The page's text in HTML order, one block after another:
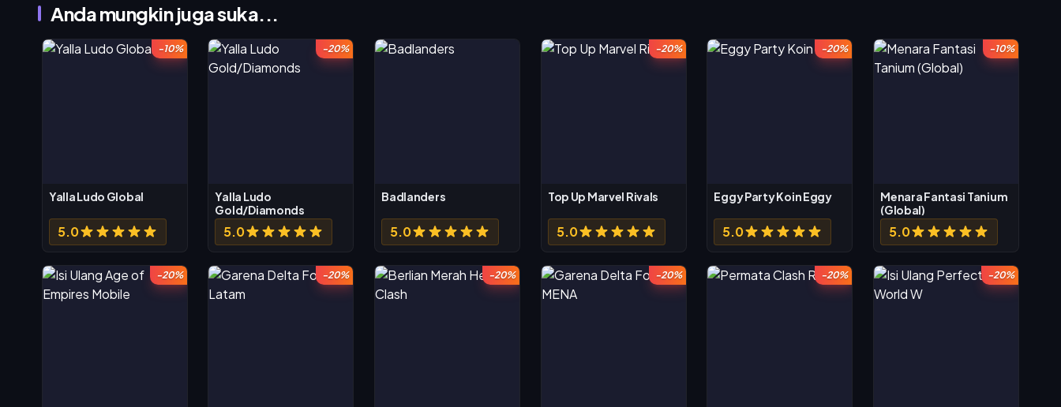
Anda mungkin juga suka...
-10%
Yalla Ludo Global
5.0
-20%
Yalla Ludo
Gold/Diamonds
5.0
Badlanders
5.0
-20%
Top Up Marvel Rivals
5.0
-20%
Eggy Party Koin Eggy
5.0
-10%
Menara Fantasi Tanium
(Global)
5.0
-20% -20% -20% -20% -20% -20%